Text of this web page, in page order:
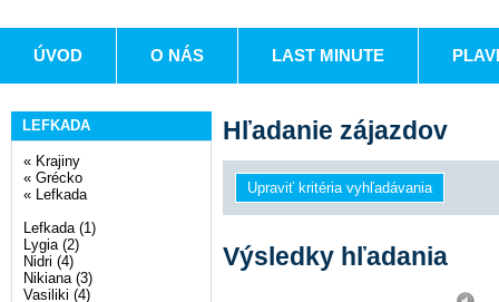
ÚVOD O NÁS LAST MINUTE
LEFKADA
« Krajiny
« Grécko
« Lefkada
Lefkada (1)
Lygia (2)
Nidri (4)
Nikiana (3)
Vasiliki (4)
Hľadanie zájazdov
Výsledky hľadania